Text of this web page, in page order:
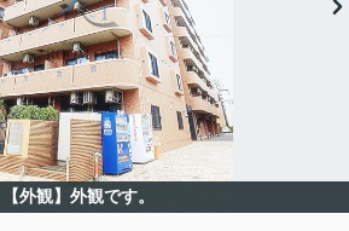
【外観】外観です。